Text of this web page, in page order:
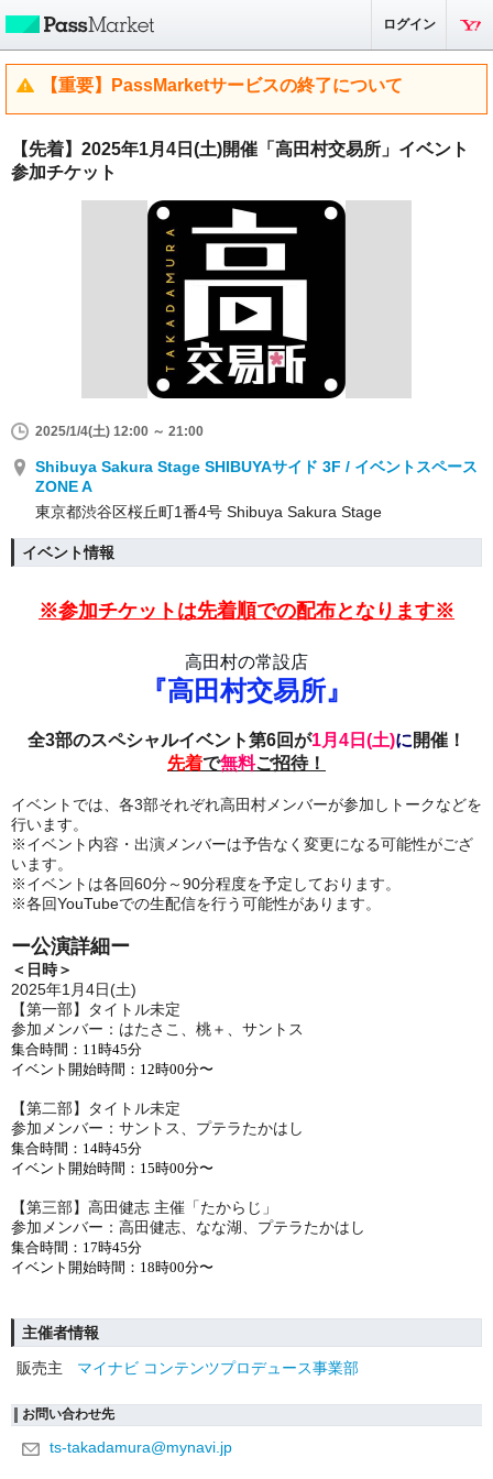
ログイン
【重要】PassMarketサービスの終了について
【先着】2025年1月4日(土)開催「高田村交易所」イベント
参加チケット
2025/1/4(土) 12:00 ～ 21:00
Shibuya Sakura Stage SHIBUYAサイド 3F / イベントスペース
ZONE A
東京都渋谷区桜丘町1番4号 Shibuya Sakura Stage
イベント情報
※参加チケットは先着順での配布となります※
高田村の常設店
『高田村交易所』
全3部のスペシャルイベント第6回が1月4日(土)に開催！
先着で無料ご招待！
イベントでは、各3部それぞれ高田村メンバーが参加しトークなどを
行います。
※イベント内容・出演メンバーは予告なく変更になる可能性がござ
います。
※イベントは各回60分～90分程度を予定しております。
※各回YouTubeでの生配信を行う可能性があります。
ー公演詳細ー
＜日時＞
2025年1 月4日(土)
【第一部】タイトル未定
参加メンバー：はたさこ、桃＋、サントス
集合時間：11時45分
イベント開始時間：12時00分〜
【第二部】タイトル未定
参加メンバー： サントス、プテラたかはし
集合時間：14時45分
イベント開始時間：15時00分〜
【第三部】 高田健志 主催「たからじ」
参加メンバー： 高田健志、なな湖、プテラたかはし
集合時間：17時45分
イベント開始時間：18時00分〜
主催者情報
販売主
マイナビ コンテンツプロデュース事業部
お問い合わせ先
ts-takadamura@mynavi.jp